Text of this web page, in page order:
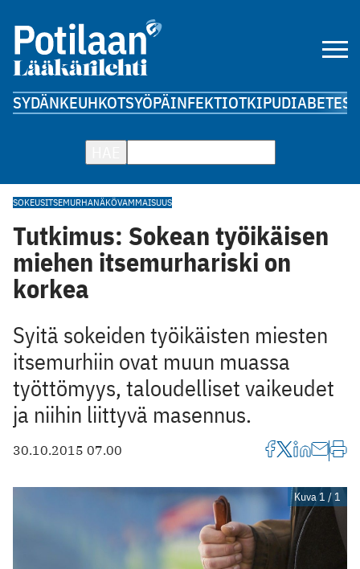
SYDÄNKEUHKOTSYÖPÄINFEKTIOTKIPUDIABETES
SOKEUSITSEMURHANÄKÖVAMMAISUUS
Tutkimus: Sokean työikäisen
miehen itsemurhariski on
korkea
Syitä sokeiden työikäisten miesten
itsemurhiin ovat muun muassa
työttömyys, taloudelliset vaikeudet
ja niihin liittyvä masennus.
30.10.2015 07.00
Kuva 1 / 1